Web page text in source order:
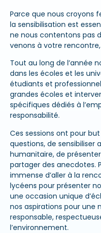
Parce que nous croyons
la sensibilisation est
ne nous contentons pas
venons à votre
Tout au long de l’année
dans les écoles et les
étudiants et
grandes écoles et
spécifiques dédiés à
responsabilité.
Ces sessions ont pour
questions, de sensibiliser
humanitaire, de
partager des anecdotes.
immense d’aller à la
lycéens pour présenter
une occasion unique
nos aspirations pour une
responsable,
l’environnement.